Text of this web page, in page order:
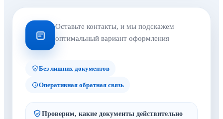
Оставьте контакты, и мы подскажем
оптимальный вариант оформления
Без лишних документов
Оперативная обратная связь
Проверим, какие документы действительно